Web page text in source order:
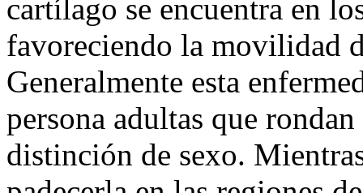
cartílago se encuentra en
favoreciendo la movilidad
Generalmente esta
persona adultas que
distinción de sexo.